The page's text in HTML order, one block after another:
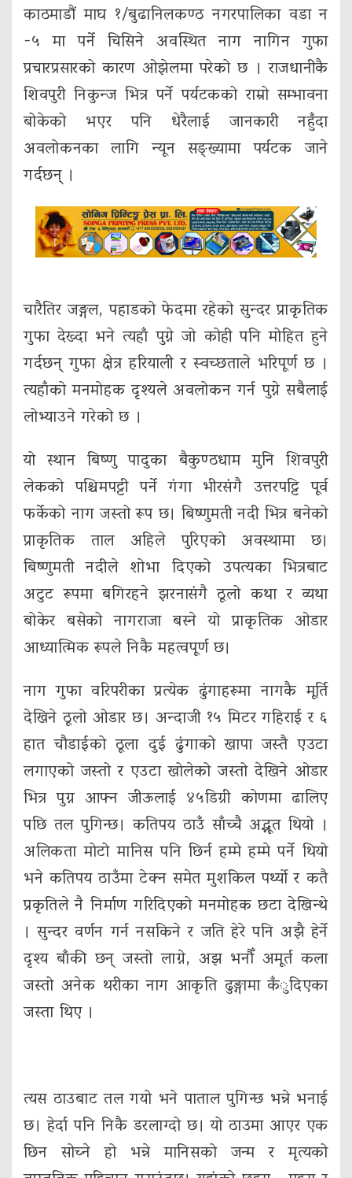
काठमाडौं माघ १/बुढानिलकण्ठ नगरपालिका वडा न
-५ मा पर्ने चिसिने अवस्थित नाग नागिन गुफा
प्रचारप्रसारको कारण ओझेलमा परेको छ । राजधानीकै
शिवपुरी निकुन्ज भित्र पर्ने पर्यटकको राम्रो सम्भावना
बोकेको भएर पनि धेरैलाई जानकारी नहुँदा
अवलोकनका लागि न्यून सङ्ख्यामा पर्यटक जाने
गर्दछन् ।
चारैतिर जङ्गल, पहाडको फेदमा रहेको सुन्दर प्राकृतिक
गुफा देख्दा भने त्यहाँ पुग्ने जो कोही पनि मोहित हुने
गर्दछन् गुफा क्षेत्र हरियाली र स्वच्छताले भरिपूर्ण छ ।
त्यहाँको मनमोहक दृश्यले अवलोकन गर्न पुग्ने सबैलाई
लोभ्याउने गरेको छ ।
यो स्थान बिष्णु पादुका बैकुण्ठधाम मुनि शिवपुरी
लेकको पश्चिमपट्टी पर्ने गंगा भीरसंगै उत्तरपट्टि पूर्व
फर्केको नाग जस्तो रूप छ। बिष्णुमती नदी भित्र बनेको
प्राकृतिक ताल अहिले पुरिएको अवस्थामा छ।
बिष्णुमती नदीले शोभा दिएको उपत्यका भित्रबाट
अटुट रूपमा बगिरहने झरनासंगै ठूलो कथा र व्यथा
बोकेर बसेको नागराजा बस्ने यो प्राकृतिक ओडार
आध्यात्मिक रूपले निकै महत्वपूर्ण छ।
नाग गुफा वरिपरीका प्रत्येक ढुंगाहरूमा नागकै मूर्ति
देखिने ठूलो ओडार छ। अन्दाजी १५ मिटर गहिराई र ६
हात चौडाईको ठूला दुई ढुंगाको खापा जस्तै एउटा
लगाएको जस्तो र एउटा खोलेको जस्तो देखिने ओडार
भित्र पुग्न आफ्न जीऊलाई ४५डिग्री कोणमा ढालिए
पछि तल पुगिन्छ। कतिपय ठाउँ साँच्चै अद्भूत थियो ।
अलिकता मोटो मानिस पनि छिर्न हम्मे हम्मे पर्ने थियो
भने कतिपय ठाउँमा टेक्न समेत मुशकिल पर्थ्यो र कतै
प्रकृतिले नै निर्माण गरिदिएको मनमोहक छटा देखिन्थे
। सुन्दर वर्णन गर्न नसकिने र जति हेरे पनि अझै हेर्ने
दृश्य बाँकी छन् जस्तो लाग्ने, अझ भनौँ अमूर्त कला
जस्तो अनेक थरीका नाग आकृति ढुङ्गामा कँुदिएका
जस्ता थिए ।
त्यस ठाउबाट तल गयो भने पाताल पुगिन्छ भन्ने भनाई
छ। हेर्दा पनि निकै डरलाग्दो छ। यो ठाउमा आएर एक
छिन सोच्ने हो भन्ने मानिसको जन्म र मृत्यको